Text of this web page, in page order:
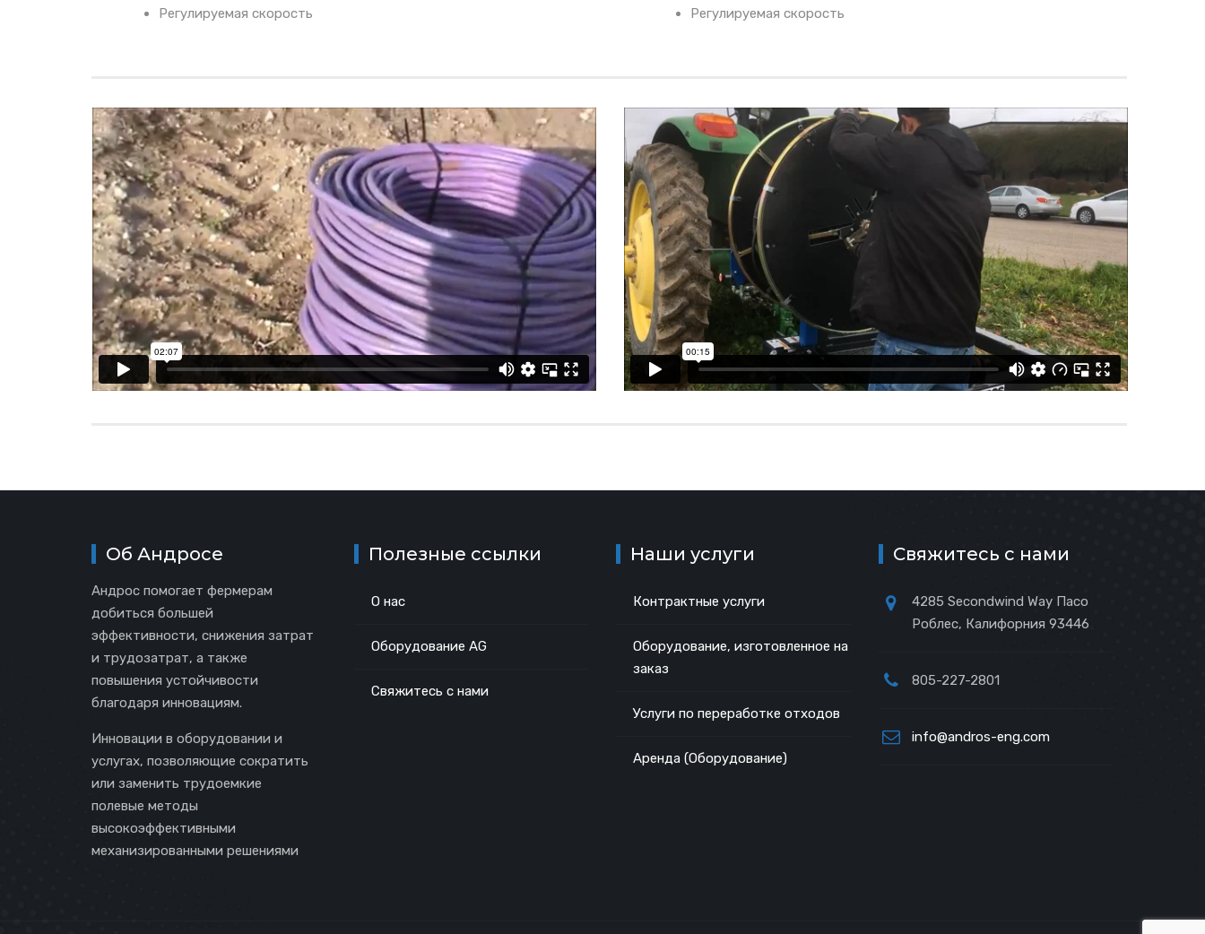
Регулируемая скорость
Регулируемая скорость
Об Андросе
Андрос помогает фермерам
добиться большей
эффективности, снижения затрат
и трудозатрат, а также
повышения устойчивости
благодаря инновациям.
Инновации в оборудовании и
услугах, позволяющие сократить
или заменить трудоемкие
полевые методы
высокоэффективными
механизированными решениями
Полезные ссылки
О нас
Оборудование AG
Свяжитесь с нами
Наши услуги
Контрактные услуги
Оборудование, изготовленное на
заказ
Услуги по переработке отходов
Аренда (Оборудование)
Свяжитесь с нами
4285 Secondwind Way Пасо
Роблес, Калифорния 93446
805-227-2801
info@andros-eng.com